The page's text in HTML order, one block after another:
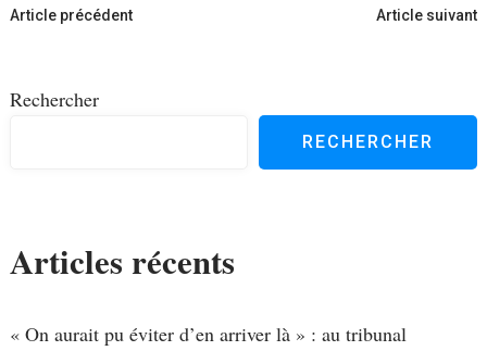
Navigation
Article précédent Article suivant
Rechercher
RECHERCHER
Articles récents
« On aurait pu éviter d’en arriver là » : au tribunal